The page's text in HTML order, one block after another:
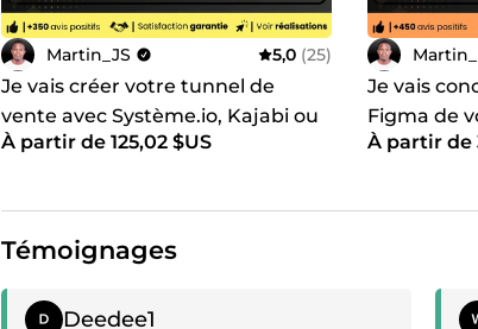
Martin_JS 5,0 (25)
Je vais créer votre tunnel de
vente avec Système.io, Kajabi ou
Clickfunnels
À partir de 125,02 $US
Je vais
Figma de
À partir de
Témoignages
Témoignage positif
Deedee1